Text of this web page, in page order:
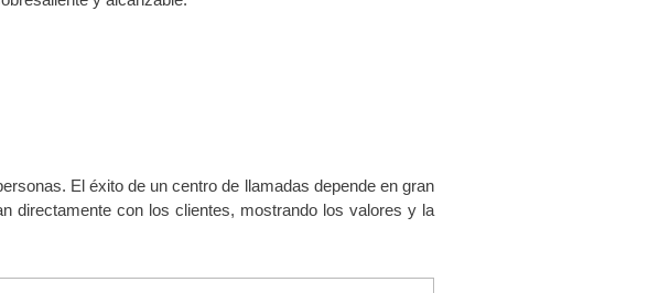
El éxito de un centro de llamadas depende en gran
directamente con los clientes, mostrando los valores y la